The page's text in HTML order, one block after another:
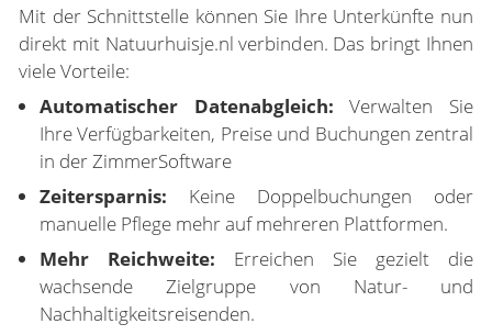
Mit der Schnittstelle können Sie Ihre Unterkünfte nun
direkt mit Natuurhuisje.nl verbinden. Das bringt Ihnen
viele Vorteile:
Automatischer Datenabgleich: Verwalten Sie
Ihre Verfügbarkeiten, Preise und Buchungen zentral
in der ZimmerSoftware
Zeitersparnis: Keine Doppelbuchungen oder
manuelle Pflege mehr auf mehreren Plattformen.
Mehr Reichweite: Erreichen Sie gezielt die
wachsende Zielgruppe von Natur- und
Nachhaltigkeitsreisenden.